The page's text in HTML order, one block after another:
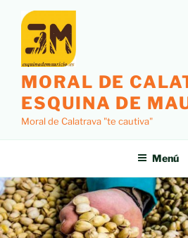
MORAL DE
ESQUINA DE
Moral de Calatrava "te cautiva"
Menú